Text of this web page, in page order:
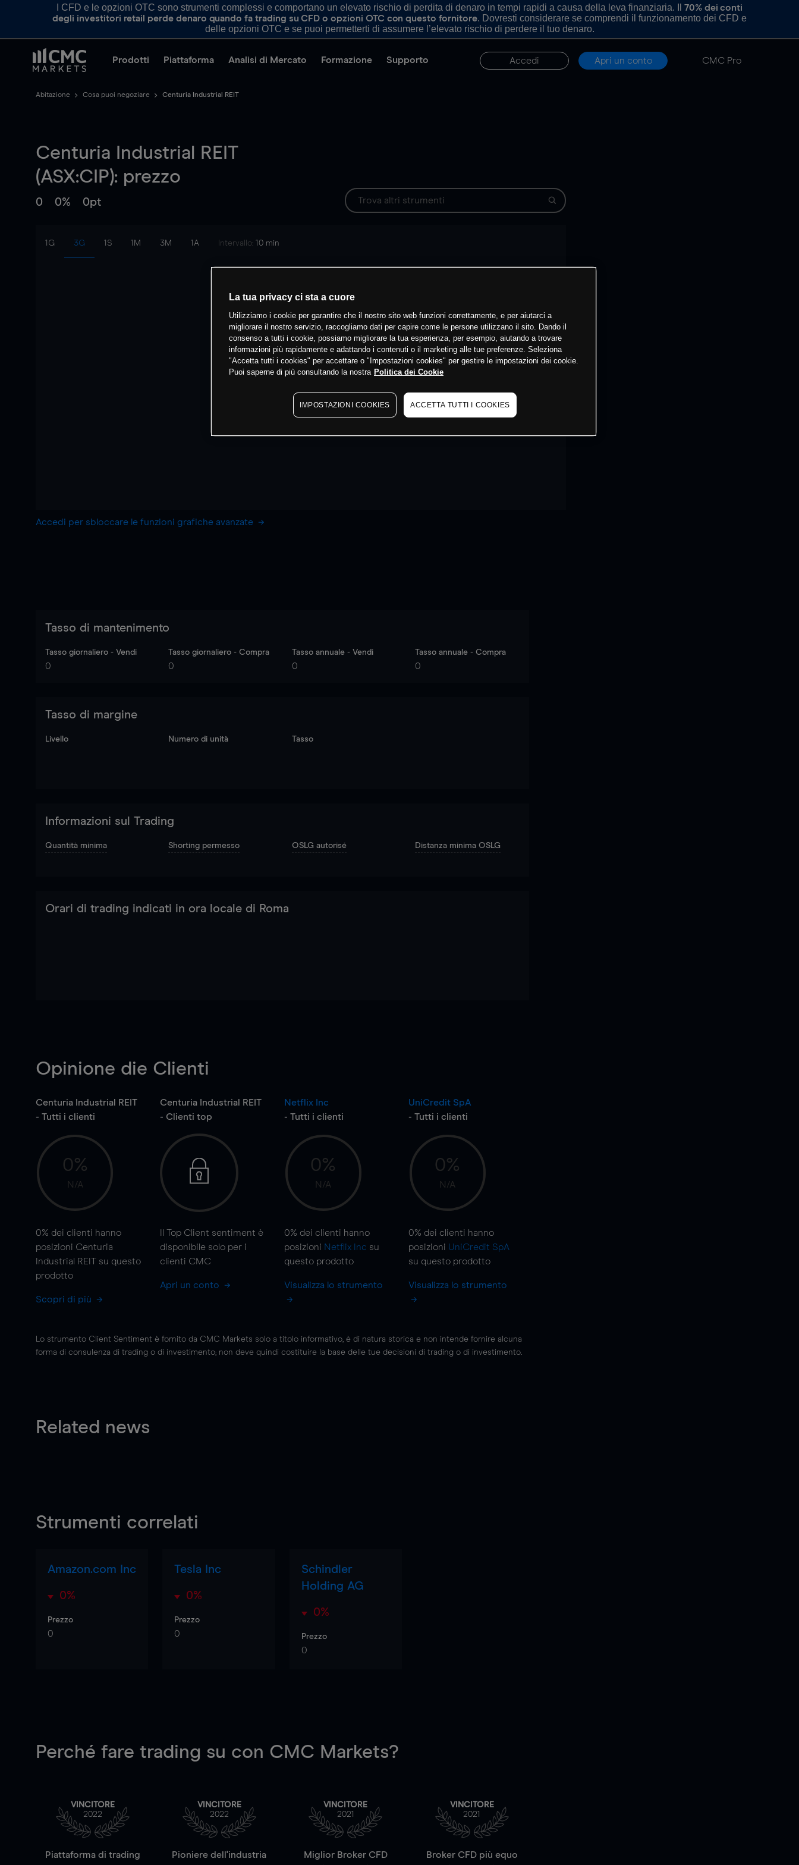
I CFD e le opzioni OTC sono strumenti complessi e comportano un elevato rischio di perdita di denaro in tempi rapidi a causa della leva finanziaria. Il 70% dei conti
degli investitori retail perde denaro quando fa trading su CFD o opzioni OTC con questo fornitore. Dovresti considerare se comprendi il funzionamento dei CFD e
delle opzioni OTC e se puoi permetterti di assumere l’elevato rischio di perdere il tuo denaro.
Prodotti Piattaforma Analisi di Mercato Formazione Supporto Accedi Apri un conto CMC Pro
Abitazione Cosa puoi negoziare Centuria Industrial REIT
Centuria Industrial REIT
(ASX:CIP): prezzo
0 0% 0pt
1G 3G 1S 1M 3M 1A Intervallo: 10 min
Accedi per sbloccare le funzioni grafiche avanzate
Tasso di mantenimento
Tasso giornaliero - Vendi
0
Tasso giornaliero - Compra
0
Tasso annuale - Vendi
0
Tasso annuale - Compra
0
Tasso di margine
Livello Numero di unità Tasso
Informazioni sul Trading
Quantità minima Shorting permesso OSLG autorisé Distanza minima OSLG
Orari di trading indicati in ora locale di Roma
Opinione die Clienti
Centuria Industrial REIT
- Tutti i clienti
0%
N/A
0% dei clienti hanno
posizioni Centuria
Industrial REIT su questo
prodotto
Scopri di più
Centuria Industrial REIT
- Clienti top
Il Top Client sentiment è
disponibile solo per i
clienti CMC
Apri un conto
Netflix Inc
- Tutti i clienti
0%
N/A
0% dei clienti hanno
posizioni Netflix Inc su
questo prodotto
Visualizza lo strumento
UniCredit SpA
- Tutti i clienti
0%
N/A
0% dei clienti hanno
posizioni UniCredit SpA
su questo prodotto
Visualizza lo strumento
Lo strumento Client Sentiment è fornito da CMC Markets solo a titolo informativo, è di natura storica e non intende fornire alcuna
forma di consulenza di trading o di investimento; non deve quindi costituire la base delle tue decisioni di trading o di investimento.
Related news
Strumenti correlati
Amazon.com Inc
0%
Prezzo
0
Tesla Inc
0%
Prezzo
0
Schindler
Holding AG
0%
Prezzo
0
Perché fare trading su con CMC Markets?
VINCITORE
2022
Piattaforma di trading
VINCITORE
2022
Pioniere dell'industria
VINCITORE
2021
Miglior Broker CFD
VINCITORE
2021
Broker CFD più equo
La tua privacy ci sta a cuore
Utilizziamo i cookie per garantire che il nostro sito web funzioni correttamente, e per aiutarci a
migliorare il nostro servizio, raccogliamo dati per capire come le persone utilizzano il sito. Dando il
consenso a tutti i cookie, possiamo migliorare la tua esperienza, per esempio, aiutando a trovare
informazioni più rapidamente e adattando i contenuti o il marketing alle tue preferenze. Seleziona
"Accetta tutti i cookies" per accettare o "Impostazioni cookies" per gestire le impostazioni dei cookie.
Puoi saperne di più consultando la nostra Politica dei Cookie
IMPOSTAZIONI COOKIES ACCETTA TUTTI I COOKIES